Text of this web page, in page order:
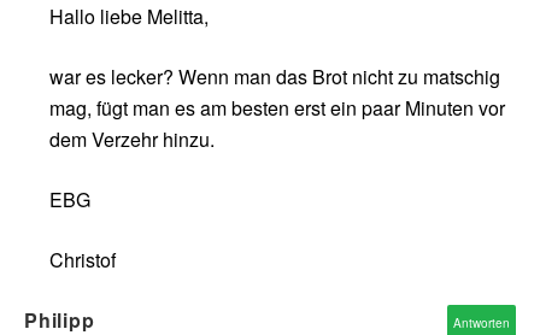
Hallo liebe Melitta,
war es lecker? Wenn man das Brot nicht zu matschig
mag, fügt man es am besten erst ein paar Minuten vor
dem Verzehr hinzu.
EBG
Christof
Philipp Antworten